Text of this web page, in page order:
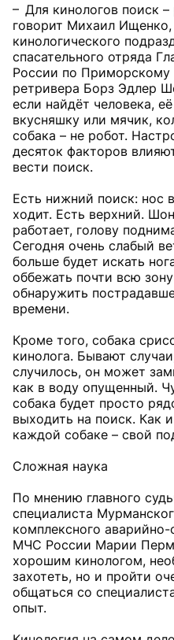
– Для кинологов поиск –
говорит Михаил Ищенко,
кинологического
спасательного отряда
России по Приморскому
ретривера Борз Эдлер
если найдёт человека,
вкусняшку или мячик,
собака – не робот.
десяток факторов
вести поиск.
Есть нижний поиск: нос
ходит. Есть верхний.
работает, голову
Сегодня очень слабый
больше будет искать
оббежать почти всю
обнаружить
времени.
Кроме того, собака
кинолога. Бывают
случилось, он может
как в воду опущенный.
собака будет просто
выходить на поиск. Как
каждой собаке – свой
Сложная наука
По мнению главного
специалиста
комплексного аварийно-
МЧС России Марии
хорошим кинологом,
захотеть, но и пройти
общаться со
опыт.